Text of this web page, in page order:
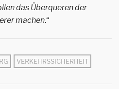
das Überqueren der
machen.“
VERKEHRSSICHERHEIT